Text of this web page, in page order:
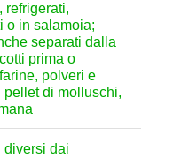
refrigerati,
o in salamoia;
separati dalla
prima o
polveri e
pellet di molluschi,
diversi dai